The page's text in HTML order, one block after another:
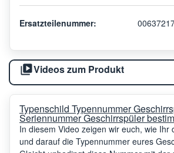
Ersatzteilenummer:
Videos zum Produkt
Typenschild Typennummer
Seriennummer Geschirrspüler
In diesem Video zeigen wir euch, wie Ihr
und darauf die Typennummer eures